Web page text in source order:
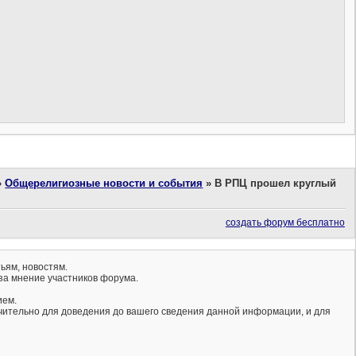
Общерелигиозные новости и события » В РПЦ прошел круглый
создать форум бесплатно
новостям.
мнение участников форума.
для доведения до вашего сведения данной информации, и для